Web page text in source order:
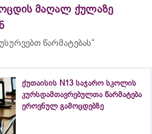
მაღალ ქულაზე
წარმატებას“
ქუთაისის N13 საჯარო სკოლის
კურსდამთავრებულთა წარმატება
ეროვნულ გამოცდებზე